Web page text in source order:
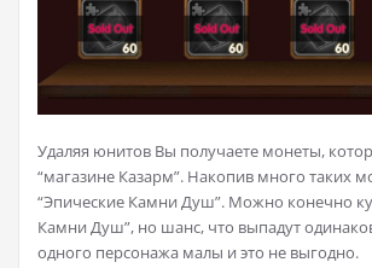
Удаляя юнитов Вы получаете монеты,
“магазине Казарм”. Накопив много таких
“Эпические Камни Душ”. Можно конечно
Камни Душ”, но шанс, что выпадут
одного персонажа малы и это не выгодно.